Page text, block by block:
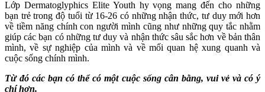
Lớp Dermatoglyphics Elite Youth hy vọng mang đến cho những
bạn trẻ trong độ tuổi từ 16-26 có những nhận thức, tư duy mới hơn
về tiềm năng chính con người mình cũng như những quy tắc nhằm
giúp các bạn có những tư duy và nhận thức sâu sắc hơn về bản thân
mình, về sự nghiệp của mình và về mối quan hệ xung quanh và
cuộc sống chính mình.
Từ đó các bạn có thể có một cuộc sống cân bằng, vui vẻ và có ý
chí hơn.